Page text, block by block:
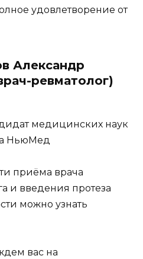
удовлетворение от
Александр
ревматолог)
медицинских наук
НьюМед
приёма врача
и введения протеза
можно узнать
ждем вас на